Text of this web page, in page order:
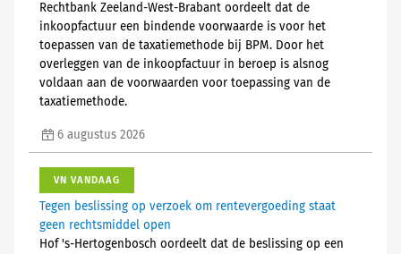
Rechtbank Zeeland-West-Brabant oordeelt dat de
inkoopfactuur een bindende voorwaarde is voor het
toepassen van de taxatiemethode bij BPM. Door het
overleggen van de inkoopfactuur in beroep is alsnog
voldaan aan de voorwaarden voor toepassing van de
taxatiemethode.
6 augustus 2026
VN VANDAAG
Tegen beslissing op verzoek om rentevergoeding staat
geen rechtsmiddel open
Hof 's-Hertogenbosch oordeelt dat de beslissing op een